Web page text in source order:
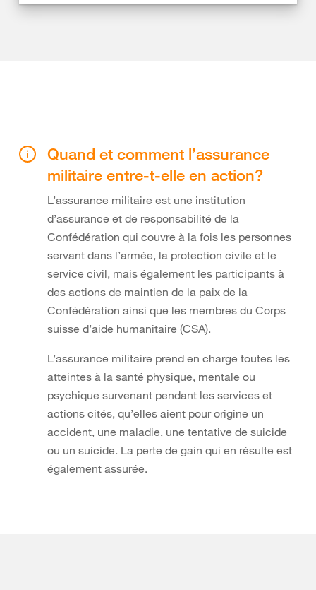
Quand et comment l’assurance
militaire entre-t-elle en action?
L’assurance militaire est une institution
d’assurance et de responsabilité de la
Confédération qui couvre à la fois les personnes
servant dans l’armée, la protection civile et le
service civil, mais également les participants à
des actions de maintien de la paix de la
Confédération ainsi que les membres du Corps
suisse d’aide humanitaire (CSA).
L’assurance militaire prend en charge toutes les
atteintes à la santé physique, mentale ou
psychique survenant pendant les services et
actions cités, qu’elles aient pour origine un
accident, une maladie, une tentative de suicide
ou un suicide. La perte de gain qui en résulte est
également assurée.